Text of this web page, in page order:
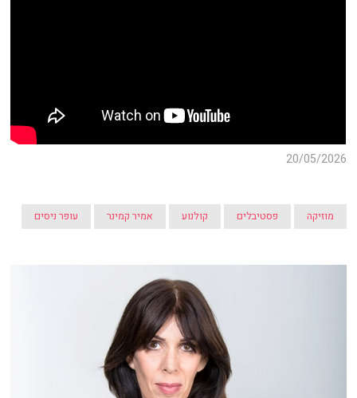
20/05/2026
מוזיקה פסטיבלים קולנוע אמיר קמינר עופר ניסים